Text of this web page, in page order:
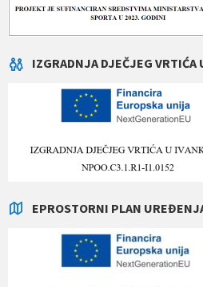
IZGRADNJA DJEČJEG VRTIĆA
EPROSTORNI PLAN